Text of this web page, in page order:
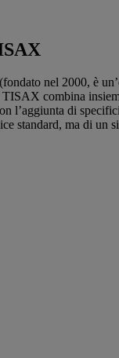
nel 2000, è
combina
l’aggiunta di
standard, ma di un